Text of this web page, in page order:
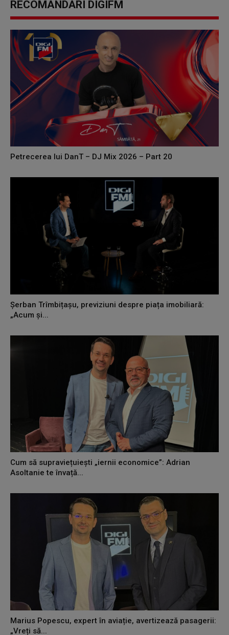
RECOMANDĂRI DIGIFM
Petrecerea lui DanT – DJ Mix 2026 – Part 20
Șerban Trîmbițașu, previziuni despre piața imobiliară:
„Acum și...
Cum să supraviețuiești „iernii economice”: Adrian
Asoltanie te învață...
Marius Popescu, expert în aviație, avertizează pasagerii:
„Vreți să...